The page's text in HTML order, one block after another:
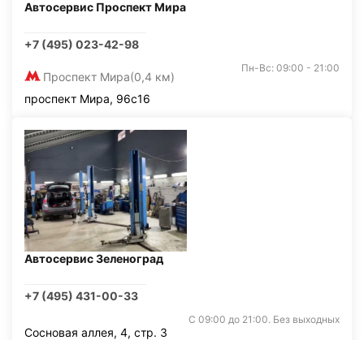
Автосервис Проспект Мира
+7 (495) 023-42-98
Проспект Мира(0,4 км)
Пн-Вс: 09:00 - 21:00
проспект Мира, 96с16
Автосервис Зеленоград
+7 (495) 431-00-33
С 09:00 до 21:00. Без выходных
Сосновая аллея, 4, стр. 3